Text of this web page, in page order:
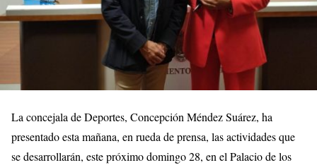
La concejala de Deportes, Concepción Méndez Suárez, ha
presentado esta mañana, en rueda de prensa, las actividades que
se desarrollarán, este próximo domingo 28, en el Palacio de los